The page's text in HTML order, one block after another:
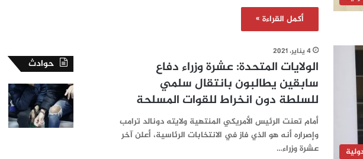
أكمل القراءة »
4 يناير، 2021
الولايات المتحدة: عشرة وزراء دفاع
سابقين يطالبون بانتقال سلمي
للسلطة دون انخراط للقوات المسلحة
أمام تعنت الرئيس الأمريكي المنتهية ولايته دونالد ترامب
وإصراره أنه هو الذي فاز في الانتخابات الرئاسية، أعلن آخر
عشرة وزراء…
حوادث